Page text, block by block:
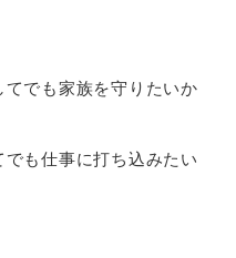
でも家族を守りたいか
も仕事に打ち込みたい